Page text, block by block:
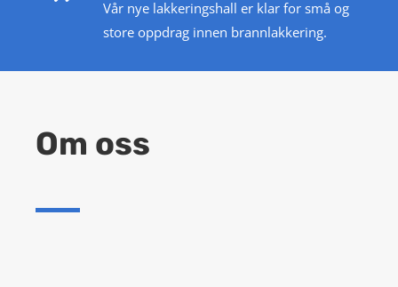
Vår nye lakkeringshall er klar for små og
store oppdrag innen brannlakkering.
Om oss